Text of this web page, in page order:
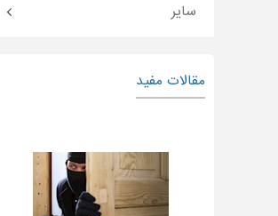
سایر
مقالات مفید